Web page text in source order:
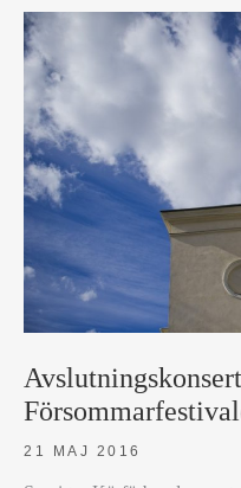
21 MAJ 2016